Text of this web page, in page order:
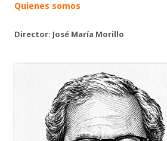
Quienes somos
Director: José María Morillo